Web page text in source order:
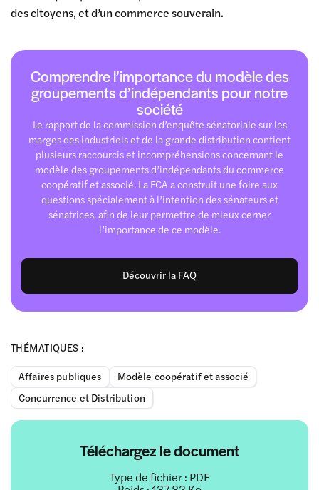
THÉMATIQUES :
Affaires publiques
Modèle coopératif et associé
Concurrence et Distribution
Téléchargez le document
Type de fichier : PDF
des citoyens, et d’un commerce souverain.
Comprendre l’importance du modèle des
groupements d’indépendants pour notre
société
Le rapport de la commission d’enquête sénatoriale sur les
marges des industriels et de la grande distribution contient
plusieurs raccourcis et incompréhensions concernant le
modèle des groupements d’indépendants du commerce
coopératif et associé. La FCA a construit une foire aux
questions spécialement à l’intention des sénateurs et
sénatrices, afin de leur permettre de mieux cerner
l’importance de ce modèle.
Découvrir la FAQ